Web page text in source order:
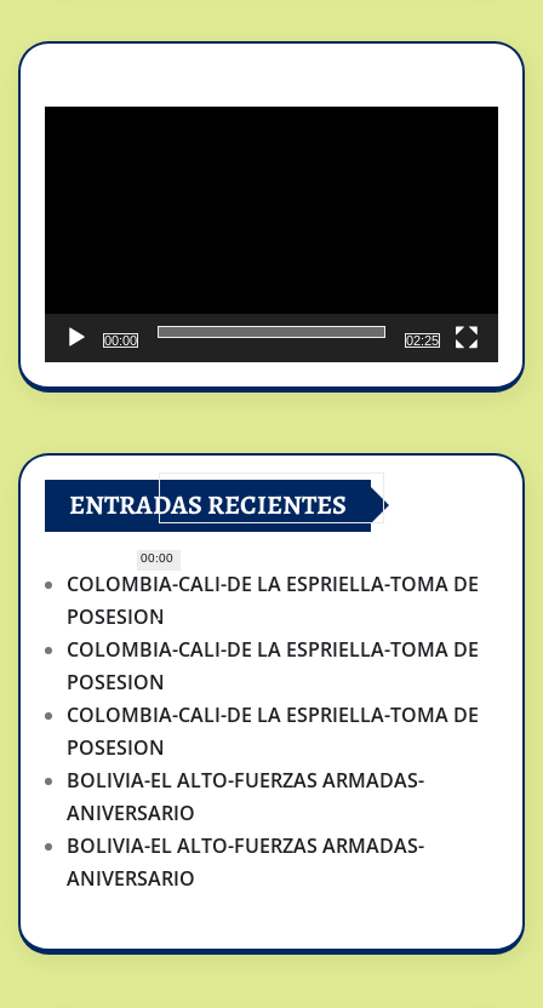
00:00
00:00
02:25
ENTRADAS RECIENTES
COLOMBIA-CALI-DE LA ESPRIELLA-TOMA DE
POSESION
COLOMBIA-CALI-DE LA ESPRIELLA-TOMA DE
POSESION
COLOMBIA-CALI-DE LA ESPRIELLA-TOMA DE
POSESION
BOLIVIA-EL ALTO-FUERZAS ARMADAS-
ANIVERSARIO
BOLIVIA-EL ALTO-FUERZAS ARMADAS-
ANIVERSARIO